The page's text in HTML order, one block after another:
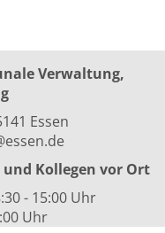
Verwaltung,
Essen
Kollegen vor Ort
- 15:00 Uhr
Uhr